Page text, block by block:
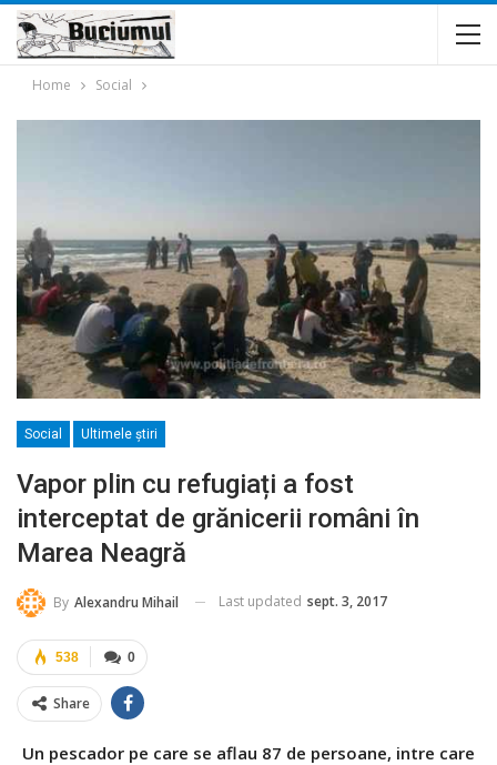
Home Social
Social Ultimele ştiri
Vapor plin cu refugiați a fost
interceptat de grănicerii români în
Marea Neagră
By Alexandru Mihail Last updated sept. 3, 2017
0
538
Share
Un pescador pe care se aflau 87 de persoane, intre care